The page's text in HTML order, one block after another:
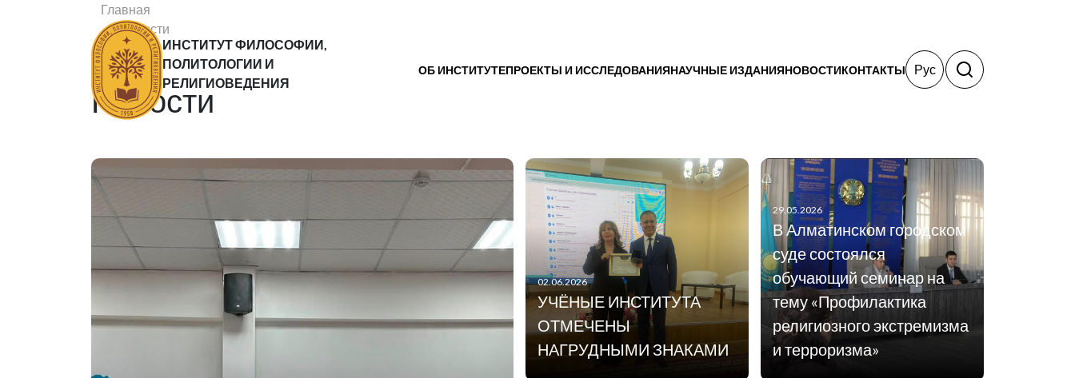
ИНСТИТУТ ФИЛОСОФИИ,
ПОЛИТОЛОГИИ И
РЕЛИГИОВЕДЕНИЯ
ОБ ИНСТИТУТЕПРОЕКТЫ И ИССЛЕДОВАНИЯНАУЧНЫЕ ИЗДАНИЯНОВОСТИКОНТАКТЫ Рус
Главная
Новости
Статьи
Новости
02.06.2026
УЧЁНЫЕ ИНСТИТУТА
ОТМЕЧЕНЫ
НАГРУДНЫМИ ЗНАКАМИ
29.05.2026
В Алматинском городском
суде состоялся
обучающий семинар на
тему «Профилактика
религиозного экстремизма
и терроризма»